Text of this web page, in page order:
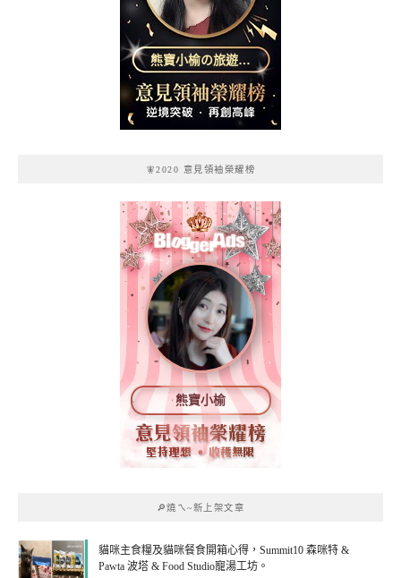
熊寶小榆の旅遊日
記
🧚2020 意見領袖榮耀榜
熊寶小榆
🔎燒ㄟ~新上架文章
貓咪主食糧及貓咪餐食開箱心得，Summit10 森咪特 &
Pawta 波塔 & Food Studio寵湯工坊。